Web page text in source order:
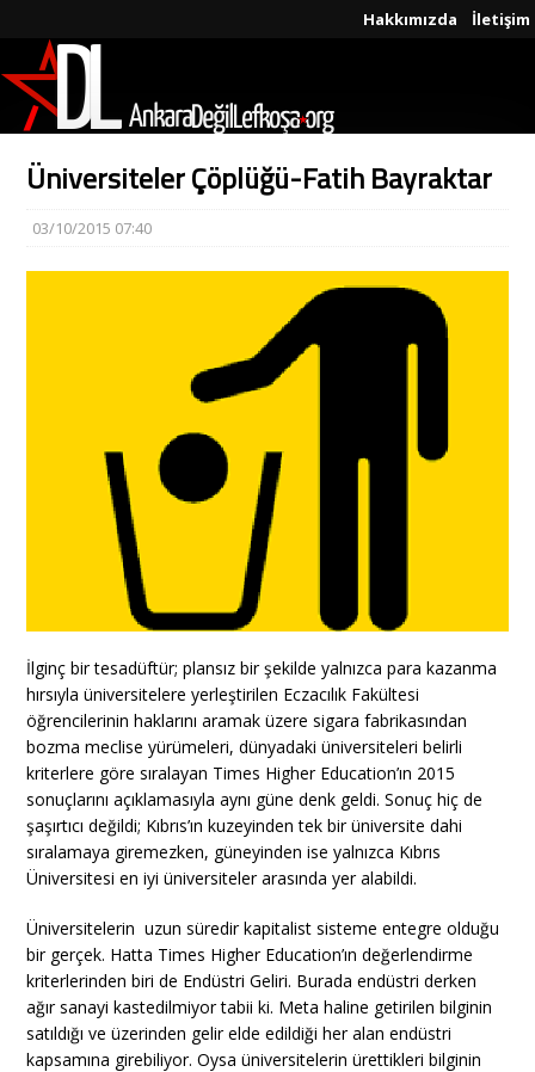
Hakkımızda İletişim
Üniversiteler Çöplüğü-Fatih Bayraktar
03/10/2015 07:40
İlginç bir tesadüftür; plansız bir şekilde yalnızca para kazanma
hırsıyla üniversitelere yerleştirilen Eczacılık Fakültesi
öğrencilerinin haklarını aramak üzere sigara fabrikasından
bozma meclise yürümeleri, dünyadaki üniversiteleri belirli
kriterlere göre sıralayan Times Higher Education’ın 2015
sonuçlarını açıklamasıyla aynı güne denk geldi. Sonuç hiç de
şaşırtıcı değildi; Kıbrıs’ın kuzeyinden tek bir üniversite dahi
sıralamaya giremezken, güneyinden ise yalnızca Kıbrıs
Üniversitesi en iyi üniversiteler arasında yer alabildi.
Üniversitelerin uzun süredir kapitalist sisteme entegre olduğu
bir gerçek. Hatta Times Higher Education’ın değerlendirme
kriterlerinden biri de Endüstri Geliri. Burada endüstri derken
ağır sanayi kastedilmiyor tabii ki. Meta haline getirilen bilginin
satıldığı ve üzerinden gelir elde edildiği her alan endüstri
kapsamına girebiliyor. Oysa üniversitelerin ürettikleri bilginin